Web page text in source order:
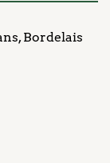
Bordelais